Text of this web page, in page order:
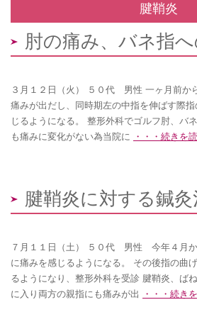
腱鞘炎
肘の痛み、バネ指へ
３月１２日（火） ５０代 男性 一ヶ月前か
痛みが出だし、同時期左の中指を伸ばす際
じるようになる。 整形外科でゴルフ肘、バ
も痛みに変化がない為当院に
・・・続きを
腱鞘炎に対する鍼灸
７月１１日（土） ５０代 男性 今年４月
に痛みを感じるようになる。 その後指の曲
るようになり、整形外科を受診 腱鞘炎、ば
に入り両方の親指にも痛みが出
・・・続き